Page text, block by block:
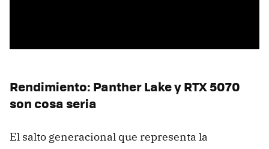
Rendimiento: Panther Lake y RTX 5070
son cosa seria
El salto generacional que representa la